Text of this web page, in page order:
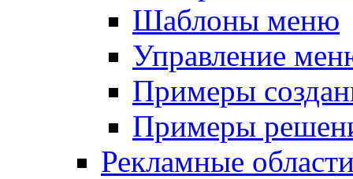
Шаблоны меню
Управление
Примеры
Примеры
Рекламные